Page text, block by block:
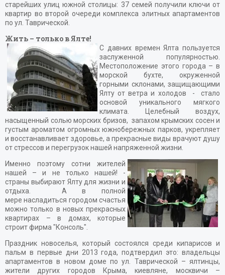
старейших улиц южной столицы: 37 семей получили ключи от
квартир во второй очереди комплекса элитных апартаментов
по ул. Таврической.
Жить – только в Ялте!
С давних времен Ялта пользуется
заслуженной популярностью.
Местоположение этого города – в
морской бухте, окруженной
горными склонами, защищающими
Ялту от ветра и холодов - стало
основой уникального мягкого
климата. Целебный воздух,
насыщенный солью морских бризов, запахом крымских сосен и
густым ароматом огромных южнобережных парков, укрепляет
и восстанавливает здоровье, а прекрасные виды врачуют душу
от стрессов и перегрузок нашей напряженной жизни.
Именно поэтому сотни жителей
нашей – и не только нашей! -
страны выбирают Ялту для жизни и
отдыха. А в полной
мере насладиться городом счастья
можно только в новых прекрасных
квартирах – в домах, которые
строит фирма "Консоль".
Праздник новоселья, который состоялся среди кипарисов и
пальм в первые дни 2013 года, подтвердил это: владельцы
апартаментов в новом доме по ул. Таврической – ялтинцы,
жители других городов Крыма, киевляне, москвичи –